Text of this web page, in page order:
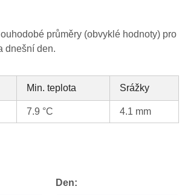
průměry (obvyklé hodnoty) pro
dnešní den.
Min. teplota Srážky
7.9 °C 4.1 mm
Den: